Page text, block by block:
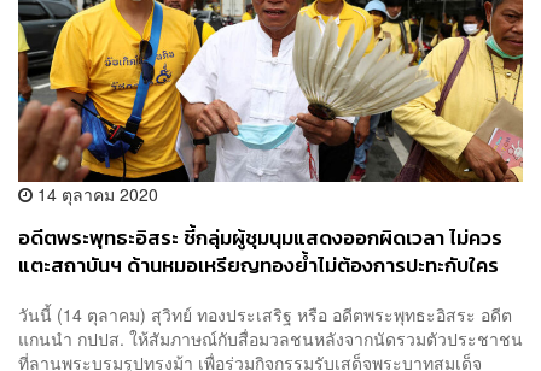
14 ตุลาคม 2020
อดีตพระพุทธะอิสระ ชี้กลุ่มผู้ชุมนุมแสดงออกผิดเวลา ไม่ควร
แตะสถาบันฯ ด้านหมอเหรียญทองย้ำไม่ต้องการปะทะกับใคร
วันนี้ (14 ตุลาคม) สุวิทย์ ทองประเสริฐ หรือ อดีตพระพุทธะอิสระ อดีต
แกนนำ กปปส. ให้สัมภาษณ์กับสื่อมวลชนหลังจากนัดรวมตัวประชาชน
ที่ลานพระบรมรูปทรงม้า เพื่อร่วมกิจกรรมรับเสด็จพระบาทสมเด็จ